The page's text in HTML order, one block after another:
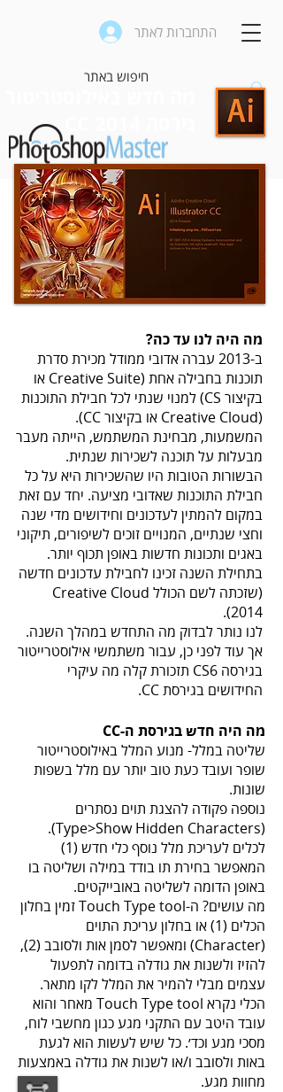
התחברות לאתר
מה היה לנו עד כה?
ב-2013 עברה אדובי ממודל מכירת סדרת
תוכנות בחבילה אחת (Creative Suite או
בקיצור CS) למנוי שנתי לכל חבילת התוכנות
(Creative Cloud או בקיצור CC).
המשמעות, מבחינת המשתמש, הייתה מעבר
מבעלות על תוכנה לשכירות שנתית.
הבשורות הטובות היו שהשכירות היא על כל
חבילת התוכנות שאדובי מציעה. יחד עם זאת
במקום להמתין לעדכונים וחידושים מדי שנה
וחצי שנתיים, המנויים זוכים לשיפורים, תיקוני
באגים ותכונות חדשות באופן תכוף יותר.
בתחילת השנה זכינו לחבילת עדכונים חדשה
(שזכתה לשם הכולל Creative Cloud
2014).
לנו נותר לבדוק מה התחדש במהלך השנה.
אך עוד לפני כן, עבור משתמשי אילוסטרייטור
בגירסה CS6 תזכורת קלה מה עיקרי
החידושים בגירסת CC.
מה היה חדש בגירסת ה-CC
שליטה במלל- מנוע המלל באילוסטרייטור
שופר ועובד כעת טוב יותר עם מלל בשפות
שונות.
נוספה פקודה להצגת תוים נסתרים
(Type>Show Hidden Characters).
לכלים לעריכת מלל נוסף כלי חדש (1)
המאפשר בחירת תו בודד במילה ושליטה בו
באופן הדומה לשליטה באובייקטים.
מה עושים? ה-Touch Type tool זמין בחלון
הכלים (1) או בחלון עריכת התוים
(Character) ומאפשר לסמן אות ולסובב (2),
להזיז ולשנות את גודלה בדומה לתפעול
עצמים מבלי להמיר את המלל לקו מתאר.
הכלי נקרא Touch Type tool מאחר והוא
עובד היטב עם התקני מגע כגון מחשבי לוח,
מסכי מגע וכד׳. כל שיש לעשות הוא לגעת
באות ולסובב ו/או לשנות את גודלה באמצעות
מחוות מגע.